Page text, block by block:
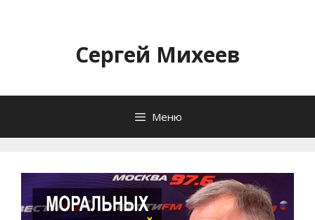
содержимомуСергей Михеев
Меню